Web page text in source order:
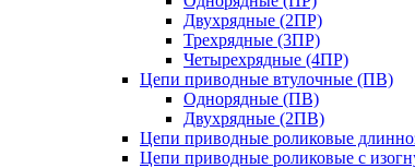
Двухрядные (2ПР)
Трехрядные (3ПР)
Четырехрядные (4ПР)
Цепи приводные втулочные (ПВ)
Однорядные (ПВ)
Двухрядные (2ПВ)
Цепи приводные роликовые
Цепи приводные роликовые с